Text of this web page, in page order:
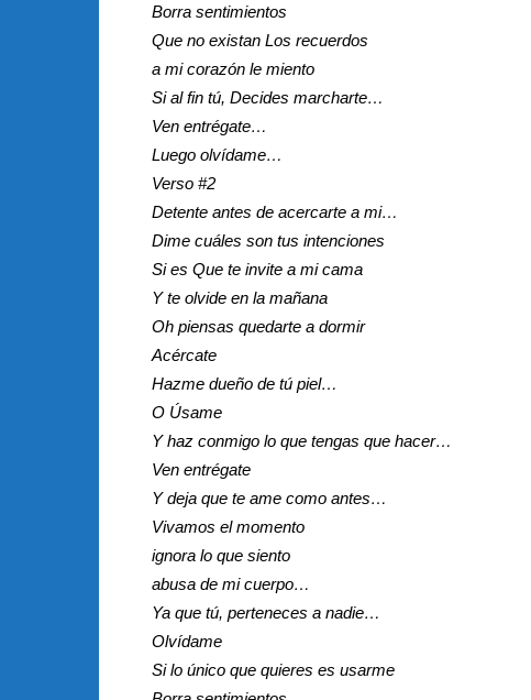
Borra sentimientos
Que no existan Los recuerdos
a mi corazón le miento
Si al fin tú, Decides marcharte…
Ven entrégate…
Luego olvídame…
Verso #2
Detente antes de acercarte a mi…
Dime cuáles son tus intenciones
Si es Que te invite a mi cama
Y te olvide en la mañana
Oh piensas quedarte a dormir
Acércate
Hazme dueño de tú piel…
O Úsame
Y haz conmigo lo que tengas que hacer…
Ven entrégate
Y deja que te ame como antes…
Vivamos el momento
ignora lo que siento
abusa de mi cuerpo…
Ya que tú, perteneces a nadie…
Olvídame
Si lo único que quieres es usarme